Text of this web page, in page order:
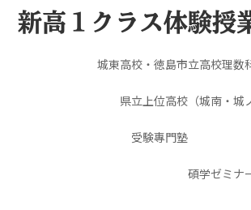
新高１クラス体験授
城東高校・徳島市立高校理数
県立上位高校（城南・城ノ内
受験專門塾
碩学ゼミナールの衣